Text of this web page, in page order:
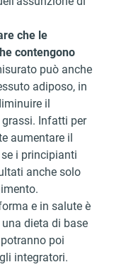
che le
contengono
può anche
adiposo, in
il
Infatti per
aumentare il
i principianti
anche solo
e in salute è
dieta di base
poi
integratori.